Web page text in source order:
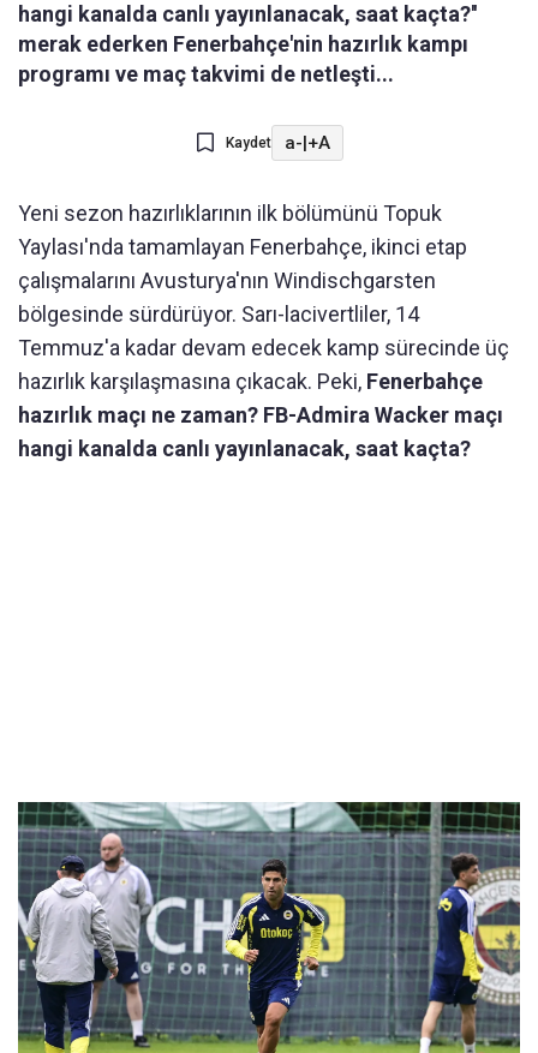
hangi kanalda canlı yayınlanacak, saat kaçta?''
merak ederken Fenerbahçe'nin hazırlık kampı
programı ve maç takvimi de netleşti...
Kaydet a-|+A
Yeni sezon hazırlıklarının ilk bölümünü Topuk
Yaylası'nda tamamlayan Fenerbahçe, ikinci etap
çalışmalarını Avusturya'nın Windischgarsten
bölgesinde sürdürüyor. Sarı-lacivertliler, 14
Temmuz'a kadar devam edecek kamp sürecinde üç
hazırlık karşılaşmasına çıkacak. Peki, Fenerbahçe
hazırlık maçı ne zaman? FB-Admira Wacker maçı
hangi kanalda canlı yayınlanacak, saat kaçta?